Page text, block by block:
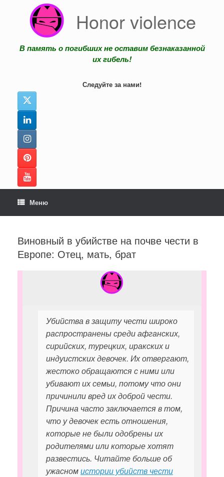
содержанию
Honor violence
В память о погибших не оставим безнаказанной
их гибель!
Следуйте за нами!
Меню
Виновный в убийстве на почве чести в
Европе: Отец, мать, брат
Убийства в защиту чести широко
распространены среди афганских,
сирийских, турецких, иракских и
индуистских девочек. Их отвергают,
жестоко обращаются с ними или
убивают их семьи, потому что они
причинили вред их доброй чести.
Причина часто заключается в том,
что у девочек есть отношения,
которые не были одобрены их
родителями или которые хотят
развестись. Читайте больше об
ужасномистории убийств чести